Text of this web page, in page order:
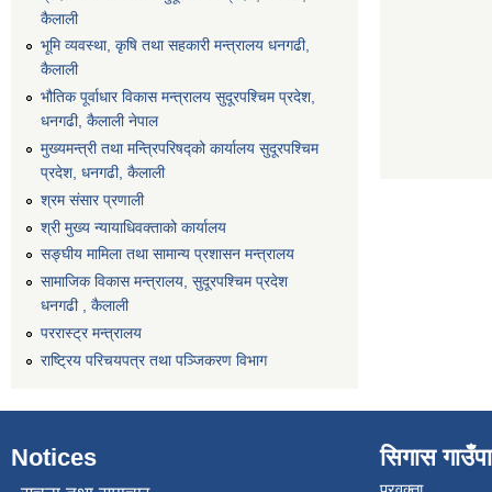
कैलाली
भूमि व्यवस्था, कृषि तथा सहकारी मन्त्रालय धनगढी,
कैलाली
भौतिक पूर्वाधार विकास मन्त्रालय सुदूरपश्चिम प्रदेश,
धनगढी, कैलाली नेपाल
मुख्यमन्त्री तथा मन्त्रिपरिषद्को कार्यालय सुदूरपश्चिम
प्रदेश, धनगढी, कैलाली
श्रम संसार प्रणाली
श्री मुख्य न्यायाधिवक्ताको कार्यालय
सङ्‍घीय मामिला तथा सामान्य प्रशासन मन्त्रालय
सामाजिक विकास मन्त्रालय, सुदूरपश्चिम प्रदेश
धनगढी , कैलाली
पररास्ट्र मन्त्रालय
राष्ट्रिय परिचयपत्र तथा पञ्जिकरण विभाग
Notices सिगास